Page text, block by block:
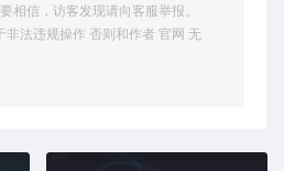
相信，访客发现请向客服举报。
非法违规操作 否则和作者 官网 无